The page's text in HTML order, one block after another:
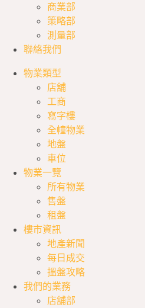
商業部
策略部
測量部
聯絡我們
物業類型
店舖
工商
寫字樓
全幢物業
地盤
車位
物業一覽
所有物業
售盤
租盤
樓市資訊
地產新聞
每日成交
搵盤攻略
我們的業務
店舖部